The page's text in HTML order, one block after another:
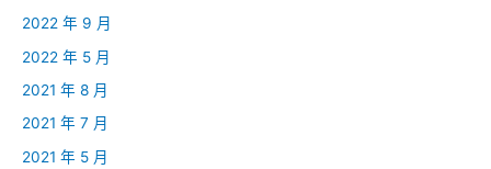
2022 年 9 月
2022 年 5 月
2021 年 8 月
2021 年 7 月
2021 年 5 月